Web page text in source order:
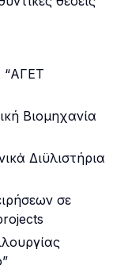
“ΑΓΕΤ
Βιομηχανία
Διϋλιστήρια
σε